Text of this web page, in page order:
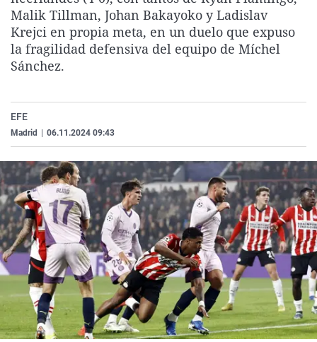
La rosa de los vientos
Gente viajera
Como el perro y el
Caso
Retornados
Equipo de
Extremadura
Galicia
La Rioja
Virales
Televisión
Elecciones
Malik Tillman, Johan Bakayoko y Ladislav
Krejci en propia meta, en un duelo que expuso
la fragilidad defensiva del equipo de Míchel
Sánchez.
EFE
Madrid 06.11.2024 09:43